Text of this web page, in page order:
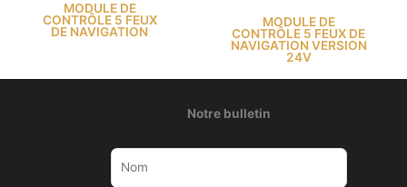
MODULE DE
CONTRÔLE 5 FEUX
DE NAVIGATION
MODULE DE
CONTRÔLE 5 FEUX DE
NAVIGATION VERSION
24V
Notre bulletin